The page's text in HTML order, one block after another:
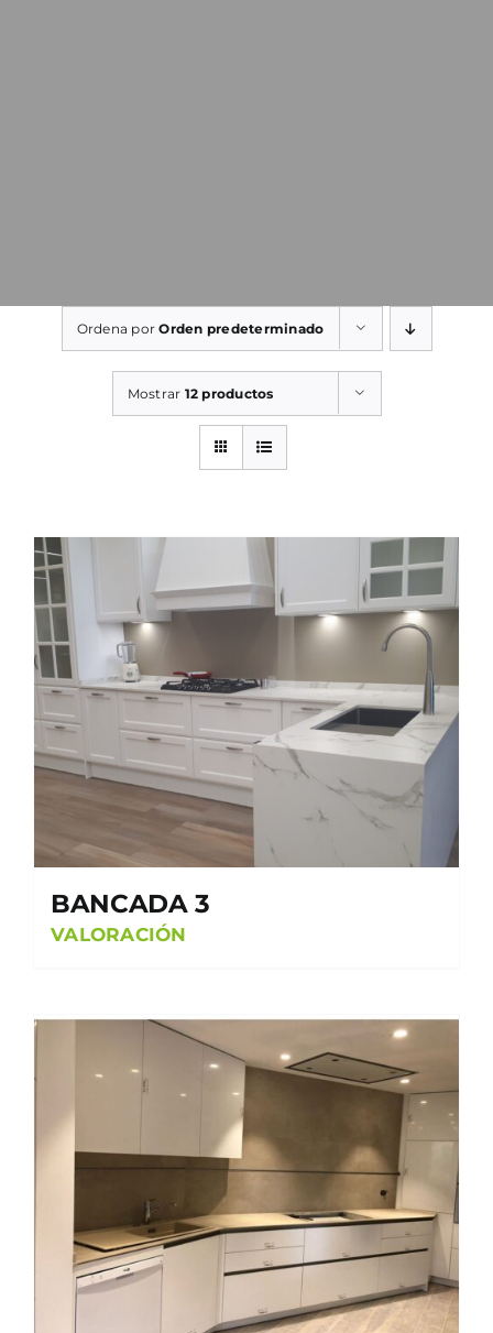
Ordena porOrden predeterminado
Mostrar 12 productos
BANCADA 3
VALORACIÓN